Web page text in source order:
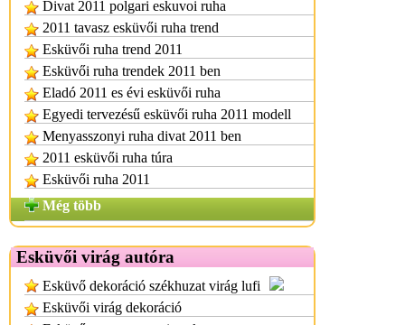
Divat 2011 polgari eskuvoi ruha
2011 tavasz esküvői ruha trend
Esküvői ruha trend 2011
Esküvői ruha trendek 2011 ben
Eladó 2011 es évi esküvői ruha
Egyedi tervezésű esküvői ruha 2011 modell
Menyasszonyi ruha divat 2011 ben
2011 esküvői ruha túra
Esküvői ruha 2011
Még több
Esküvői virág autóra
Esküvő dekoráció székhuzat virág lufi
Esküvői virág dekoráció